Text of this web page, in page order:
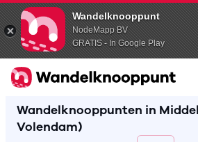
Wandelknooppunt
NodeMapp BV
GRATIS - In Google Play
Wandelknooppunten in
Volendam)